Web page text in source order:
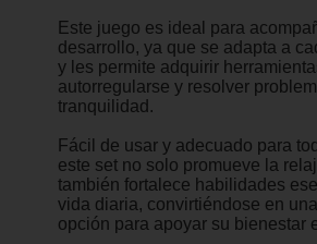
Este juego es ideal para
desarrollo, ya que se adapta a
y les permite adquirir
autorregularse y resolver
tranquilidad.
Fácil de usar y adecuado para
este set no solo promueve la
también fortalece habilidades
vida diaria, convirtiéndose en
opción para apoyar su bienestar